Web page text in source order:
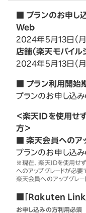
■ プランのお申し
Web
2024年5月13日（
店舗（楽天モバイル
2024年5月13日（
■ プラン利用開始
プランのお申し込
＜楽天IDを使用せ
方＞
■ 楽天会員へのア
プランのお申し込
※現在、楽天IDを使用せ
へのアップグレードが必要
楽天会員へのアップグレー
■「Rakuten Link
お申し込みの方利用必須